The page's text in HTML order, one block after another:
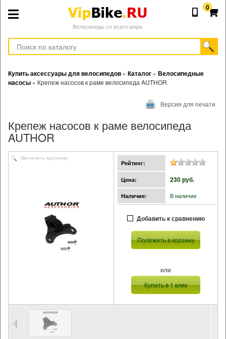
Велосипеды со всего мира
0
Купить аксессуары для велосипедов » Каталог » Велосипедные
насосы » Крепеж насосов к раме велосипеда AUTHOR
Версия для печати
Крепеж насосов к раме велосипеда
AUTHOR
Увеличить картинку
Рейтинг:
Цена: 230 pуб.
Наличие: В наличии
Добавить к сравнению
Положить в корзину
или
Купить в 1 клик